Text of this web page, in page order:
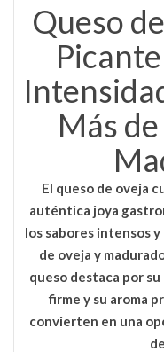
Queso
Más
El queso de oveja
auténtica joya
los sabores intensos
de oveja y
queso destaca por
firme y su aroma
convierten en una